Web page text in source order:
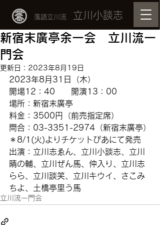
落語立川流 立川小談志
新宿末廣亭余一会 立川流一
門会
更新日： 2023年8月19日
2023年8月31日（木）
開場12：40　　開演13：00
場所：新宿末廣亭
料金：3500円（前売指定席）
問合：03-3351-2974（新宿末廣亭）
＊8/1(火)よりチケットぴあにて発売
出演：立川志ゑん、立川小談志、立川
晴の輔、立川ぜん馬、仲入り、立川志
らら、立川談笑、立川キウイ、さこみ
ちよ、土橋亭里う馬
立川流一門会